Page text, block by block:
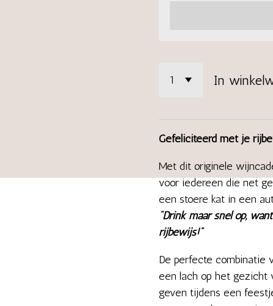
In
Gefeliciteerd met je
Met dit originele
voor iedereen die net
een stoere kat in een
"Drink maar snel op,
rijbewijs!"
De perfecte combinatie
een lach op het gezicht
geven tijdens een